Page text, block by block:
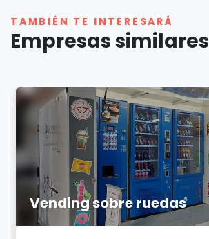
TAMBIÉN TE INTERESARÁ
Empresas similares
Vending sobre ruedas